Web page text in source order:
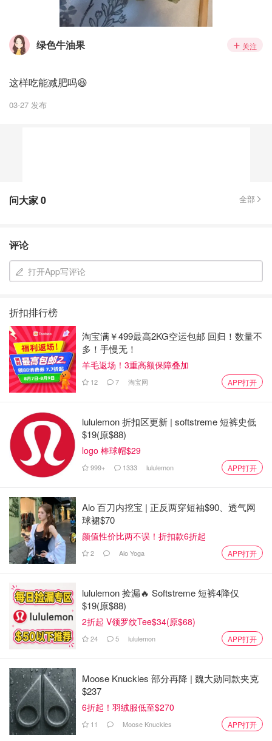
绿色牛油果 关注
这样吃能减肥吗😆
03-27 发布
问大家0 全部
评论
打开App写评论
折扣排行榜
淘宝满￥499最高2KG空运包邮 回归！数量不
多！手慢无！
羊毛返场！3重高额保障叠加
12 7 淘宝网 APP打开
lululemon 折扣区更新 | softstreme 短裤史低
$19(原$88)
logo 棒球帽$29
999+ 1333 lululemon APP打开
Alo 百刀内挖宝 | 正反两穿短袖$90、透气网
球裙$70
颜值性价比两不误！折扣款6折起
2 Alo Yoga APP打开
lululemon 捡漏🔥 Softstreme 短裤4降仅
$19(原$88)
2折起 V领罗纹Tee$34(原$68)
24 5 lululemon APP打开
Moose Knuckles 部分再降 | 魏大勋同款夹克
$237
6折起！羽绒服低至$270
11 Moose Knuckles APP打开